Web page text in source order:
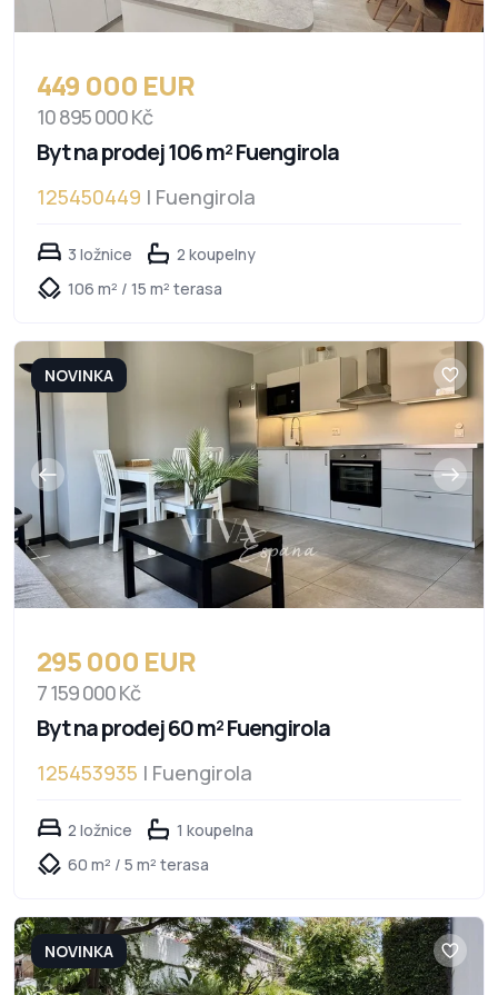
449 000 EUR
10 895 000 Kč
Byt na prodej 106 m² Fuengirola
125450449 | Fuengirola
3 ložnice
2 koupelny
106 m² / 15 m² terasa
NOVINKA
295 000 EUR
7 159 000 Kč
Byt na prodej 60 m² Fuengirola
125453935 | Fuengirola
2 ložnice
1 koupelna
60 m² / 5 m² terasa
NOVINKA